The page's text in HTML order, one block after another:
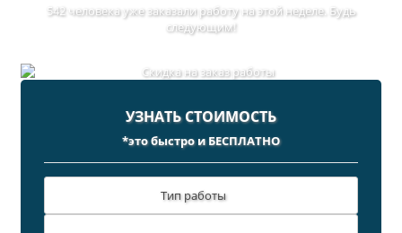
542 человека уже заказали работу на этой неделе. Будь
следующим!
УЗНАТЬ СТОИМОСТЬ
*это быстро и БЕСПЛАТНО
Тип работы